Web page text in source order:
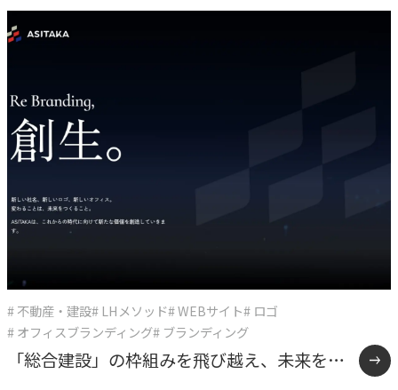
# 不動産・建設# LHメソッド# WEBサイト# ロゴ
# オフィスブランディング# ブランディング
「総合建設」の枠組みを飛び越え、未来をデ